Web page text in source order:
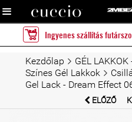
Ingyenes szállítás
Kezdőlap
GÉL LAKKOK
Színes Gél Lakkok
Gel Lack - Dream Effect
ELŐZŐ